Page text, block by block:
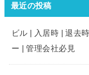
最近の投稿
ビル | 入居時 | 退去
ー | 管理会社必見